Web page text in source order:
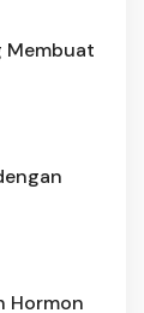
Membuat
Hormon